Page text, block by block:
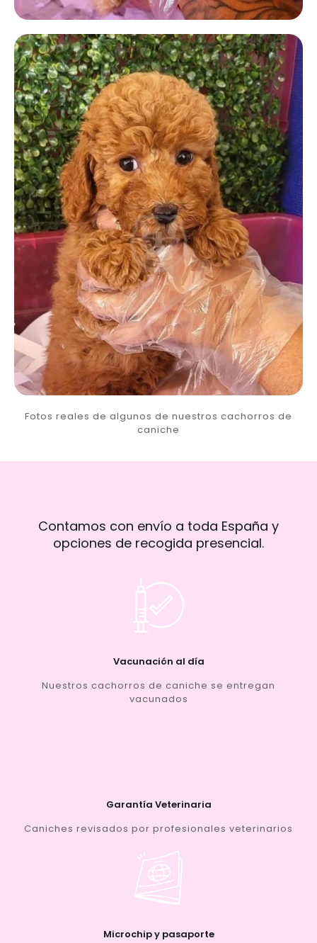
Fotos reales de algunos de nuestros cachorros de
caniche
Contamos con envío a toda España y
opciones de recogida presencial.
Vacunación al día
Nuestros cachorros de caniche se entregan
vacunados
Garantía Veterinaria
Caniches revisados por profesionales veterinarios
Microchip y pasaporte